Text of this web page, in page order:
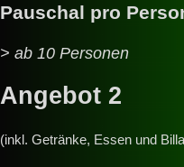
Pauschal pro
> ab 10 Personen
Angebot 2
(inkl. Getränke, Essen und